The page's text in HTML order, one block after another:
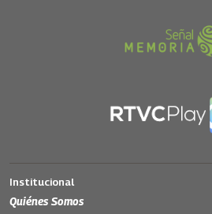
Institucional
Quiénes Somos